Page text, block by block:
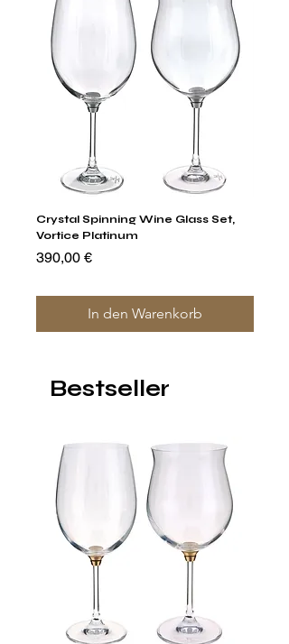
Crystal Spinning Wine Glass Set,
Vortice Platinum
Preis
390,00 €
In den Warenkorb
Bestseller